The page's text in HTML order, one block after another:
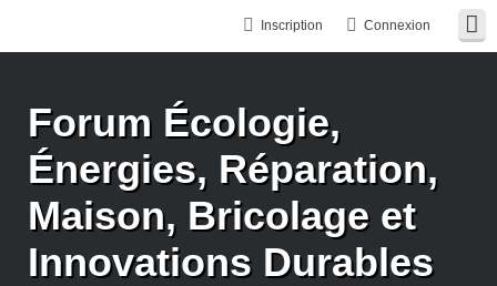
Connexion
Inscription
Forum Écologie,
Énergies, Réparation,
Maison, Bricolage et
Innovations Durables